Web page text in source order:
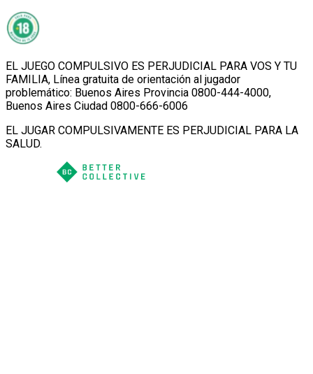
EL JUEGO COMPULSIVO ES PERJUDICIAL PARA VOS Y TU
FAMILIA, Línea gratuita de orientación al jugador
problemático: Buenos Aires Provincia 0800-444-4000,
Buenos Aires Ciudad 0800-666-6006
EL JUGAR COMPULSIVAMENTE ES PERJUDICIAL PARA LA
SALUD.